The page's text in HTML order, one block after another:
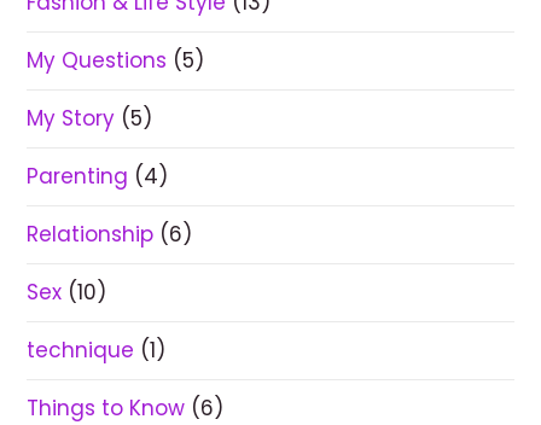
My Questions (5)
My Story (5)
Parenting (4)
Relationship (6)
Sex (10)
technique (1)
Things to Know (6)